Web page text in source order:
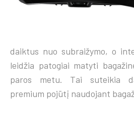
daiktus nuo subraižymo, o
leidžia patogiai matyti
paros metu. Tai suteikia
premium pojūtį naudojant